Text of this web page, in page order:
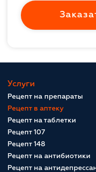
Услуги
Рецепт на препараты
Рецепт в аптеку
Рецепт на таблетки
Рецепт 107
Рецепт 148
Рецепт на антибиотики
Рецепт на